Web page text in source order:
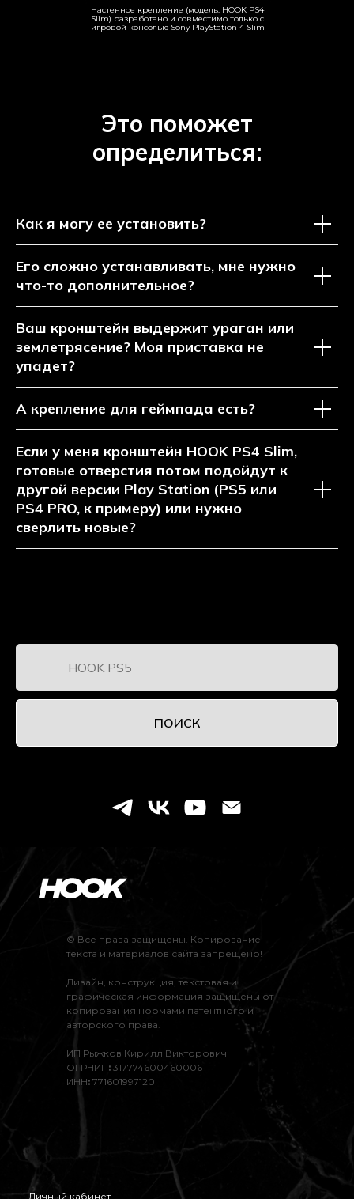
Настенное крепление (модель: HOOK PS4
Slim) разработано и совместимо только с
игровой консолью Sony PlayStation 4 Slim
Это поможет
определиться:
Как я могу ее установить?
Его сложно устанавливать, мне нужно
что-то дополнительное?
Ваш кронштейн выдержит ураган или
землетрясение? Моя приставка не
упадет?
А крепление для геймпада есть?
Если у меня кронштейн HOOK PS4 Slim,
готовые отверстия потом подойдут к
другой версии Play Station (PS5 или
PS4 PRO, к примеру) или нужно
сверлить новые?
ПОИСК
© Все права защищены. Копирование
текста и материалов сайта запрещено!
Дизайн, конструкция, текстовая и
графическая информация защищены от
копирования нормами патентного и
авторского права.
ИП Рыжков Кирилл Викторович
ОГРНИП: 317774600460006
ИНН: 771601997120
Личный кабинет